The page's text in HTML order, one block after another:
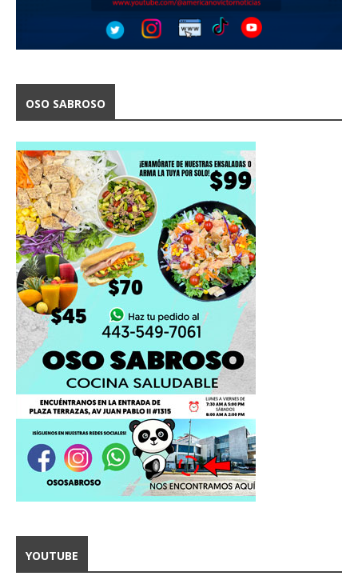
OSO SABROSO
YOUTUBE